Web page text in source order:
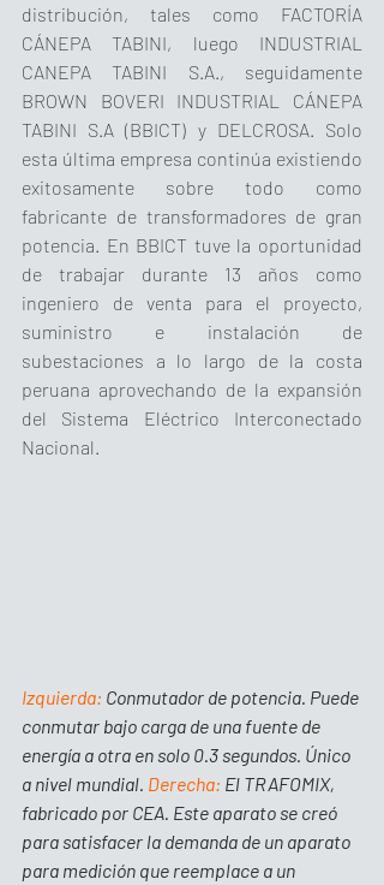
distribución, tales como FACTORÍA
CÁNEPA TABINI, luego INDUSTRIAL
CANEPA TABINI S.A., seguidamente
BROWN BOVERI INDUSTRIAL CÁNEPA
TABINI S.A (BBICT) y DELCROSA. Solo
esta última empresa continúa existiendo
exitosamente sobre todo como
fabricante de transformadores de gran
potencia. En BBICT tuve la oportunidad
de trabajar durante 13 años como
ingeniero de venta para el proyecto,
suministro e instalación de
subestaciones a lo largo de la costa
peruana aprovechando de la expansión
del Sistema Eléctrico Interconectado
Nacional.
Izquierda: Conmutador de potencia. Puede
conmutar bajo carga de una fuente de
energía a otra en solo 0.3 segundos. Único
a nivel mundial. Derecha: El TRAFOMIX,
fabricado por CEA. Este aparato se creó
para satisfacer la demanda de un aparato
para medición que reemplace a un